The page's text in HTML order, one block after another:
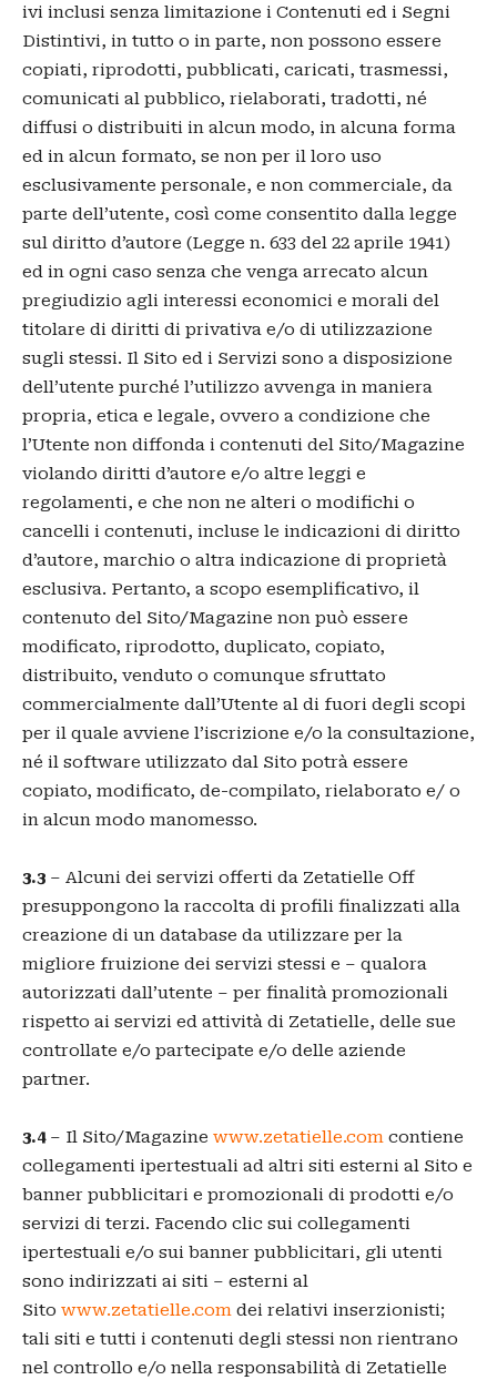
ivi inclusi senza limitazione i Contenuti ed i Segni
Distintivi, in tutto o in parte, non possono essere
copiati, riprodotti, pubblicati, caricati, trasmessi,
comunicati al pubblico, rielaborati, tradotti, né
diffusi o distribuiti in alcun modo, in alcuna forma
ed in alcun formato, se non per il loro uso
esclusivamente personale, e non commerciale, da
parte dell’utente, così come consentito dalla legge
sul diritto d’autore (Legge n. 633 del 22 aprile 1941)
ed in ogni caso senza che venga arrecato alcun
pregiudizio agli interessi economici e morali del
titolare di diritti di privativa e/o di utilizzazione
sugli stessi. Il Sito ed i Servizi sono a disposizione
dell’utente purché l’utilizzo avvenga in maniera
propria, etica e legale, ovvero a condizione che
l’Utente non diffonda i contenuti del Sito/Magazine
violando diritti d’autore e/o altre leggi e
regolamenti, e che non ne alteri o modifichi o
cancelli i contenuti, incluse le indicazioni di diritto
d’autore, marchio o altra indicazione di proprietà
esclusiva. Pertanto, a scopo esemplificativo, il
contenuto del Sito/Magazine non può essere
modificato, riprodotto, duplicato, copiato,
distribuito, venduto o comunque sfruttato
commercialmente dall’Utente al di fuori degli scopi
per il quale avviene l’iscrizione e/o la consultazione,
né il software utilizzato dal Sito potrà essere
copiato, modificato, de-compilato, rielaborato e/ o
in alcun modo manomesso.
3.3 – Alcuni dei servizi offerti da Zetatielle Off
presuppongono la raccolta di profili finalizzati alla
creazione di un database da utilizzare per la
migliore fruizione dei servizi stessi e – qualora
autorizzati dall’utente – per finalità promozionali
rispetto ai servizi ed attività di Zetatielle, delle sue
controllate e/o partecipate e/o delle aziende
partner.
3.4– Il Sito/Magazine www.zetatielle.com contiene
collegamenti ipertestuali ad altri siti esterni al Sito e
banner pubblicitari e promozionali di prodotti e/o
servizi di terzi. Facendo clic sui collegamenti
ipertestuali e/o sui banner pubblicitari, gli utenti
sono indirizzati ai siti – esterni al
Sito www.zetatielle.com dei relativi inserzionisti;
tali siti e tutti i contenuti degli stessi non rientrano
nel controllo e/o nella responsabilità di Zetatielle